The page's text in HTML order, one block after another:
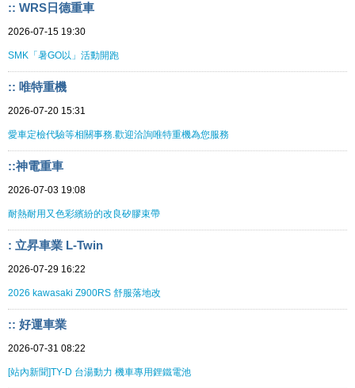
:: WRS日德重車
2026-07-15 19:30
SMK「暑GO以」活動開跑
:: 唯特重機
2026-07-20 15:31
愛車定檢代驗等相關事務.歡迎洽詢唯特重機為您服務
::神電重車
2026-07-03 19:08
耐熱耐用又色彩繽紛的改良矽膠束帶
: 立昇車業 L-Twin
2026-07-29 16:22
2026 kawasaki Z900RS 舒服落地改
:: 好運車業
2026-07-31 08:22
[站內新聞]TY-D 台湯動力 機車專用鋰鐵電池